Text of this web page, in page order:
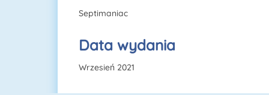
Septimaniac
Data wydania
Wrzesień 2021